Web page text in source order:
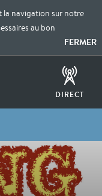
la navigation sur notre
au bon
FERMER
DIRECT